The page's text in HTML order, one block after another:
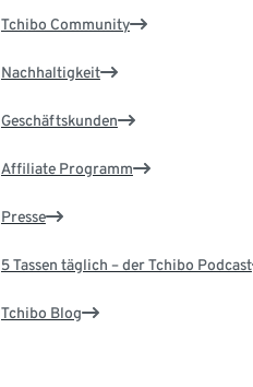
Tchibo Community
Nachhaltigkeit
Geschäftskunden
Affiliate Programm
Presse
5 Tassen täglich – der Tchibo Podcast
Tchibo Blog